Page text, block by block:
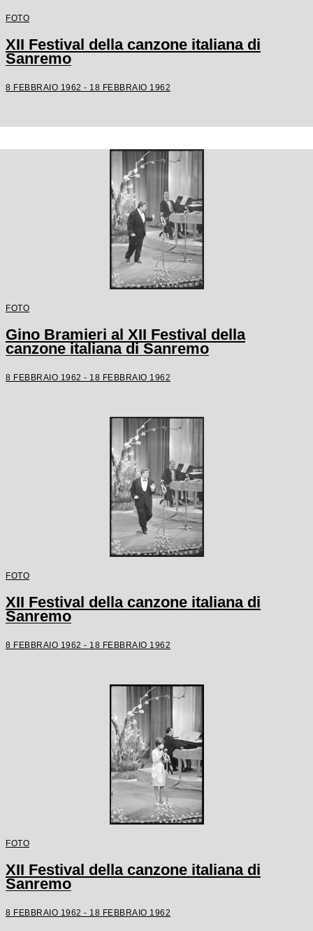
FOTO
XII Festival della canzone italiana di
Sanremo
8 FEBBRAIO 1962 - 18 FEBBRAIO 1962
FOTO
Gino Bramieri al XII Festival della
canzone italiana di Sanremo
8 FEBBRAIO 1962 - 18 FEBBRAIO 1962
FOTO
XII Festival della canzone italiana di
Sanremo
8 FEBBRAIO 1962 - 18 FEBBRAIO 1962
FOTO
XII Festival della canzone italiana di
Sanremo
8 FEBBRAIO 1962 - 18 FEBBRAIO 1962